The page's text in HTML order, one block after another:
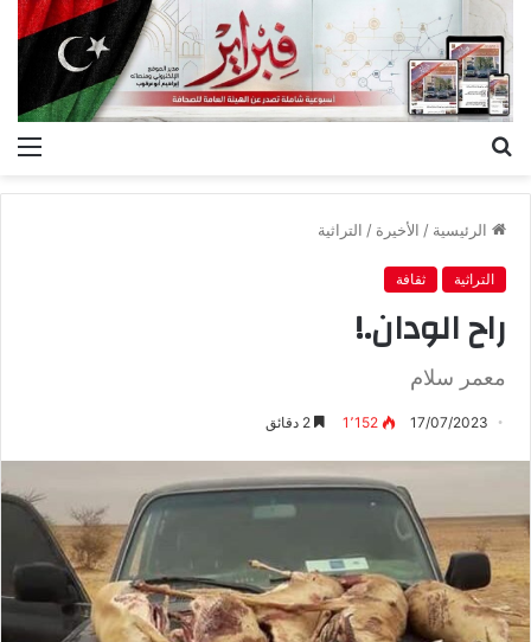
الرئيسية / الأخيرة / التراثية
التراثية ثقافة
راح الودان.!
معمر سلام
17/07/2023 1٬152